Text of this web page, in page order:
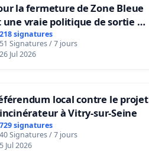
la fermeture de Zone Bleue
une vraie politique de sortie de
dépendance
218 signatures
51 Signatures / 7 jours
26 Jul 2026
local contre le projet
à Vitry-sur-Seine
729 signatures
40 Signatures / 7 jours
5 Jul 2026